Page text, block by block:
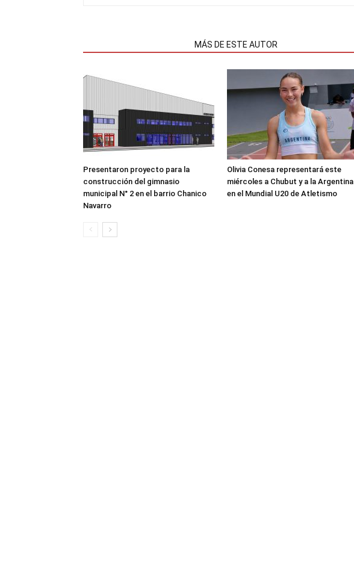
MÁS DE ESTE AUTOR
Presentaron proyecto para la
construcción del gimnasio
municipal N° 2 en el barrio Chanico
Navarro
Olivia Conesa representará este
miércoles a Chubut y a la Argentina
en el Mundial U20 de Atletismo